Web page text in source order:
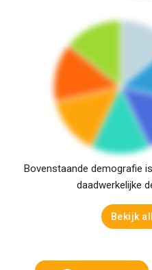
Bovenstaande demografie
daadwerkelijke
Bekijk